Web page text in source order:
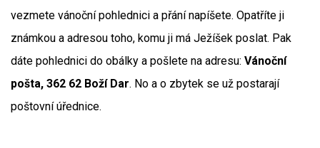
vezmete vánoční pohlednici a přání napíšete. Opatříte ji
známkou a adresou toho, komu ji má Ježíšek poslat. Pak
dáte pohlednici do obálky a pošlete na adresu: Vánoční
pošta, 362 62 Boží Dar. No a o zbytek se už postarají
poštovní úřednice.